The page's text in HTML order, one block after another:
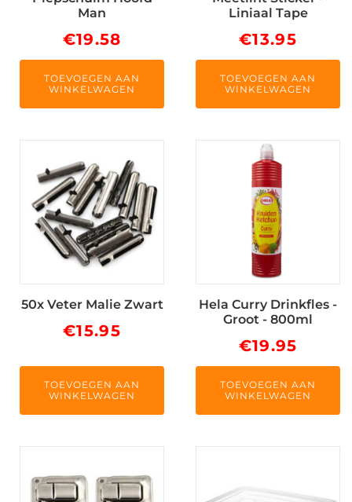
Man
€19.58
TOEVOEGEN AAN
WINKELWAGEN
Liniaal Tape
€13.95
TOEVOEGEN AAN
WINKELWAGEN
50x Veter Malie Zwart
€15.95
TOEVOEGEN AAN
WINKELWAGEN
Hela Curry Drinkfles -
Groot - 800ml
€19.95
TOEVOEGEN AAN
WINKELWAGEN